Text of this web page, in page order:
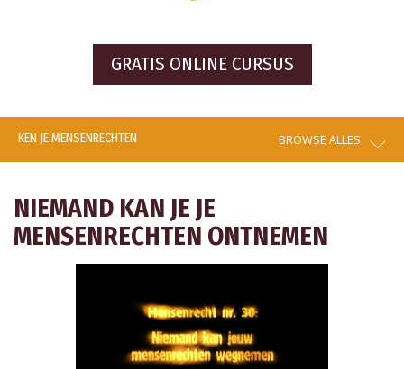
GRATIS ONLINE CURSUS
KEN JE MENSENRECHTEN BROWSE ALLES
NIEMAND KAN JE JE
MENSENRECHTEN ONTNEMEN